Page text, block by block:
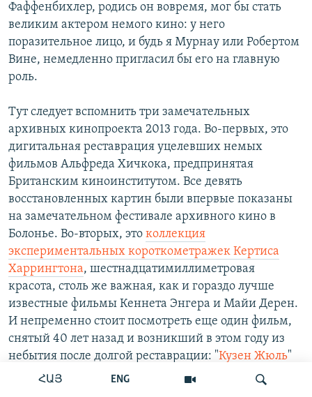
ՀԱՅ ENG
Фаффенбихлер, родись он вовремя, мог бы стать
великим актером немого кино: у него
поразительное лицо, и будь я Мурнау или Робертом
Вине, немедленно пригласил бы его на главную
роль.
Тут следует вспомнить три замечательных
архивных кинопроекта 2013 года. Во-первых, это
дигитальная реставрация уцелевших немых
фильмов Альфреда Хичкока, предпринятая
Британским киноинститутом. Все девять
восстановленных картин были впервые показаны
на замечательном фестивале архивного кино в
Болонье. Во-вторых, это коллекция
экспериментальных короткометражек Кертиса
Харрингтона, шестнадцатимиллиметровая
красота, столь же важная, как и гораздо лучше
известные фильмы Кеннета Энгера и Майи Дерен.
И непременно стоит посмотреть еще один фильм,
снятый 40 лет назад и возникший в этом году из
небытия после долгой реставрации: "Кузен Жюль"
Доминика Бенишетти. Это великая история